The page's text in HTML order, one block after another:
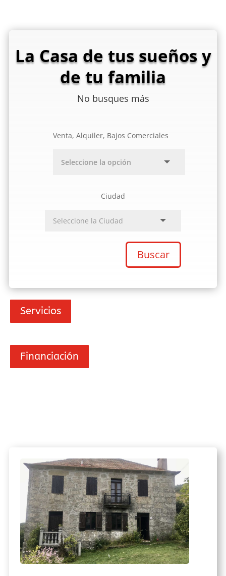
La Casa de tus sueños y
de tu familia
No busques más
Venta, Alquiler, Bajos Comerciales
Ciudad
Buscar
Servicios
Financiación